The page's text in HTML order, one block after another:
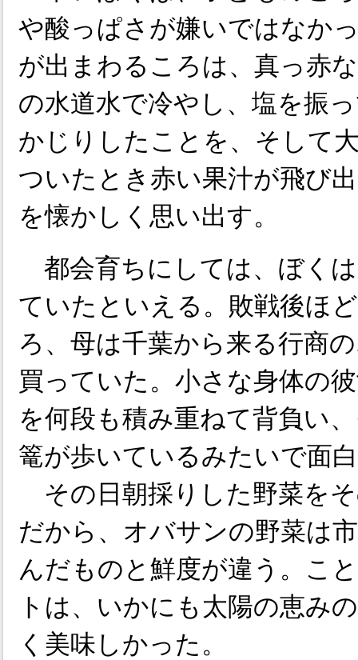
や酸っぱさが嫌いではなか
が出まわるころは、真っ赤
の水道水で冷やし、塩を振
かじりしたことを、そして
ついたとき赤い果汁が飛び
を懐かしく思い出す。
都会育ちにしては、ぼく
ていたといえる。敗戦後ほ
ろ、母は千葉から来る行商
買っていた。小さな身体の
を何段も積み重ねて背負い
篭が歩いているみたいで面
その日朝採りした野菜を
だから、オバサンの野菜は
んだものと鮮度が違う。こ
トは、いかにも太陽の恵み
く美味しかった。